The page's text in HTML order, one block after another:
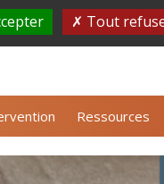
Ressources
à la newsletter
Tout